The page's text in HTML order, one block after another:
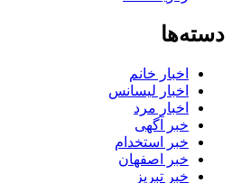
دسته‌ها
اخبار خانم
اخبار لیسانس
اخبار مرد
خبر آگهی
خبر استخدام
خبر اصفهان
خبر تبریز